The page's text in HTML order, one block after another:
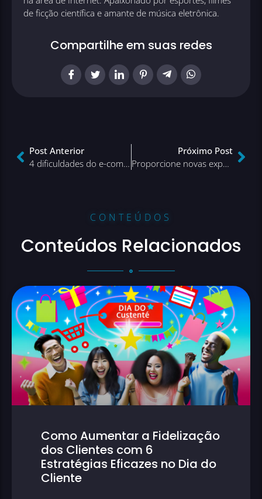
de ficção científica e amante de música eletrônica.
Compartilhe em suas redes
Post Anterior
4 dificuldades do e-commerce para você superar e se dar bem nos negócios!
Próximo Post
Proporcione novas experiências de compra e atraia novos clientes
CONTEÚDOS
Conteúdos Relacionados
Como Aumentar a Fidelização
dos Clientes com 6
Estratégias Eficazes no Dia do
Cliente